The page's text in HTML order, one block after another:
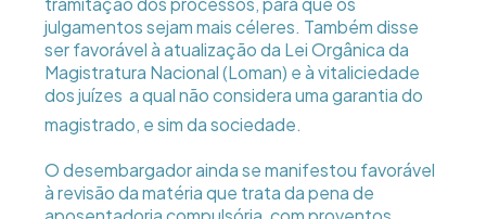
julgamentos sejam mais céleres. Também disse
ser favorável à atualização da Lei Orgânica da
Magistratura Nacional (Loman) e à vitaliciedade
dos juízes  a qual não considera uma garantia do
magistrado, e sim da sociedade.
O desembargador ainda se manifestou favorável
à revisão da matéria que trata da pena de